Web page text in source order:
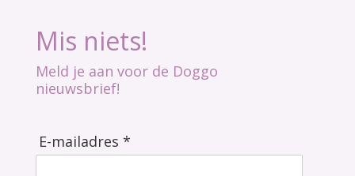
Mis niets!
Meld je aan voor de Doggo
nieuwsbrief!
E-mailadres *